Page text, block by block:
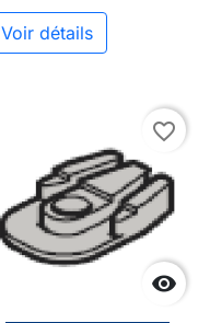
Voir détails

favorite_border